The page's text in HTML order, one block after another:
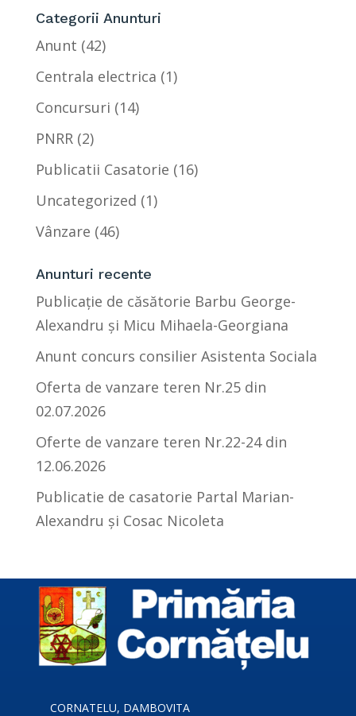
Categorii Anunturi
Anunt (42)
Centrala electrica (1)
Concursuri (14)
PNRR(2)
Publicatii Casatorie (16)
Uncategorized (1)
Vânzare (46)
Anunturi recente
Publicație de căsătorie Barbu George-
Alexandru și Micu Mihaela-Georgiana
Anunt concurs consilier Asistenta Sociala
Oferta de vanzare teren Nr.25 din
02.07.2026
Oferte de vanzare teren Nr.22-24 din
12.06.2026
Publicatie de casatorie Partal Marian-
Alexandru și Cosac Nicoleta
CORNATELU, DAMBOVITA